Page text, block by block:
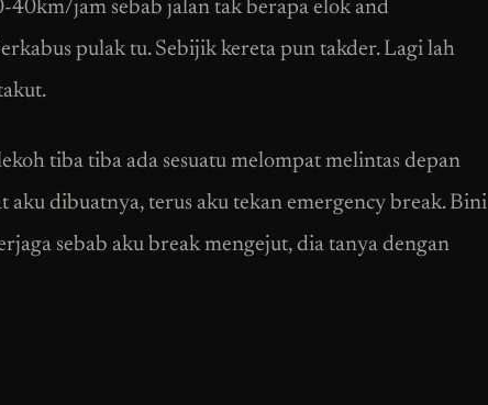
40km/jam sebab jalan tak berapa elok and
pulak tu. Sebijik kereta pun takder. Lagi lah
tiba tiba ada sesuatu melompat melintas depan
aku dibuatnya, terus aku tekan emergency break. Bini
sebab aku break mengejut, dia tanya dengan